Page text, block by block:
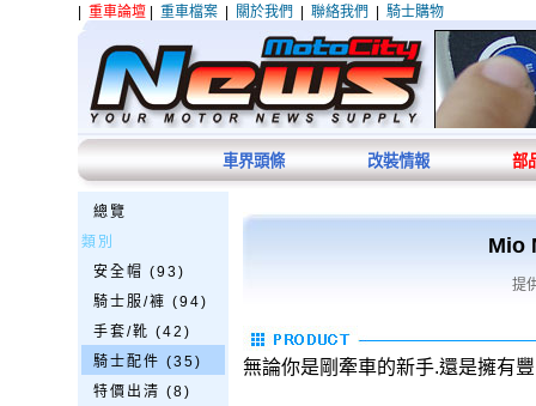
重車論壇 重車檔案 關於我們 聯絡我們 騎士購物
車界頭條 改裝情報 部
總覽
類別
安全帽 (93)
騎士服/褲 (94)
手套/靴 (42)
騎士配件 (35)
特價出清 (8)
Mio
提
無論你是剛牽車的新手.還是擁有